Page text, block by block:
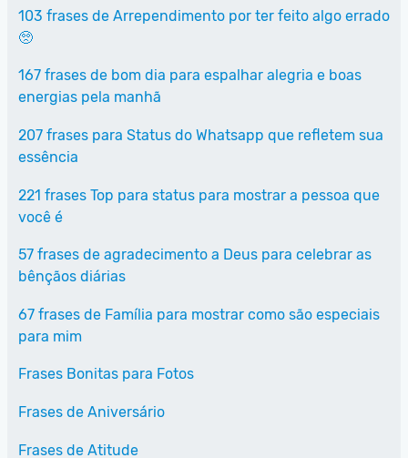
103 frases de Arrependimento por ter feito algo errado
🥺
167 frases de bom dia para espalhar alegria e boas
energias pela manhã
207 frases para Status do Whatsapp que refletem sua
essência
221 frases Top para status para mostrar a pessoa que
você é
57 frases de agradecimento a Deus para celebrar as
bênçãos diárias
67 frases de Família para mostrar como são especiais
para mim
Frases Bonitas para Fotos
Frases de Aniversário
Frases de Atitude